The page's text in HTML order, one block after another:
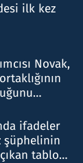
ilk kez
Novak,
ifadeler
şüphelinin
tablo